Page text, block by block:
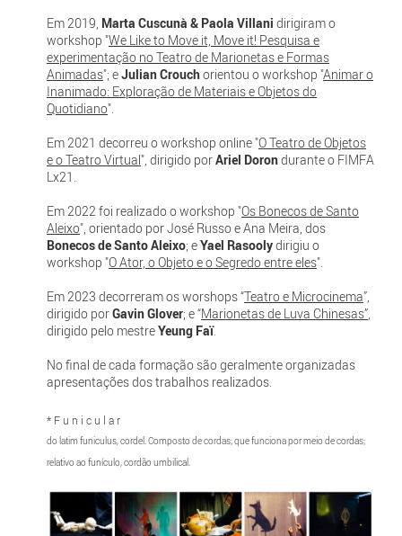
Em 2019, Marta Cuscunà & Paola Villani dirigiram o
workshop "We Like to Move it, Move it! Pesquisa e
experimentação no Teatro de Marionetas e Formas
Animadas"; eJulian Crouchorientou o workshop "Animar o
Inanimado: Exploração de Materiais e Objetos do
Quotidiano".
Em 2021 decorreu o workshop online "O Teatro de Objetos
e o Teatro Virtual", dirigido porAriel Dorondurante o FIMFA
Lx21.
Em 2022 foi realizado o workshop "Os Bonecos de Santo
Aleixo", orientado por José Russo e Ana Meira, dos
Bonecos de Santo Aleixo; eYael Rasoolydirigiu o
workshop "O Ator, o Objeto e o Segredo entre eles".
Em 2023 decorreram os worshops “Teatro e Microcinema”,
dirigido porGavin Glover; e “Marionetas de Luva Chinesas”,
dirigido pelo mestreYeung Faï.
No final de cada formação são geralmente organizadas
apresentações dos trabalhos realizados.
* F u n i c u l a r
do latim funiculus, cordel. Composto de cordas; que funciona por meio de cordas;
relativo ao funículo, cordão umbilical.